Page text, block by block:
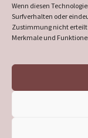
Wenn diesen
Surfverhalten oder
Zustimmung nicht
Merkmale und